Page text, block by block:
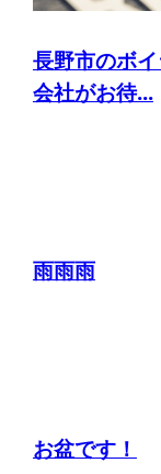
長野市のボ
会社がお待...
雨雨雨
お盆です！